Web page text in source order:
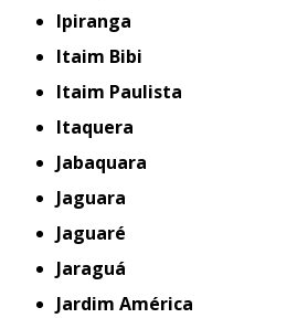
Ipiranga
Itaim Bibi
Itaim Paulista
Itaquera
Jabaquara
Jaguara
Jaguaré
Jaraguá
Jardim América